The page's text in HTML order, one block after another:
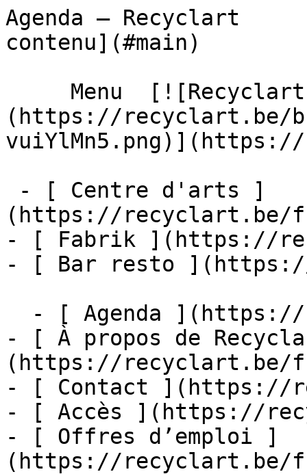
Agenda –
contenu](#main)
(https://recyclart.be/
(https://recyclart.be/
- [ Fabrik ](https://
- [ Bar resto
- [ À propos de
(https://recyclart.be/
- [ Contact ](https://
- [ Accès ](https://
- [ Offres d’emploi ]
(https://recyclart.be/